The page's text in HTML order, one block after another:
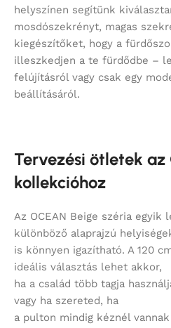
helyszínen segítünk
mosdószekrényt, magas
kiegészítőket, hogy a
illeszkedjen a te fürdődbe –
felújításról vagy csak egy
beállításáról.
Tervezési ötletek az
kollekcióhoz
Az OCEAN Beige széria egyik
különböző alaprajzú
is könnyen igazítható. A 120
ideális választás lehet akkor,
ha a család több tagja
vagy ha szereted, ha
a pulton mindig kéznél